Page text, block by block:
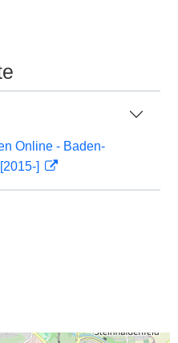
Online - Baden-
]